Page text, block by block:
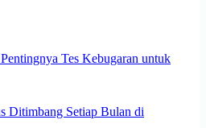
Pentingnya Tes Kebugaran untuk